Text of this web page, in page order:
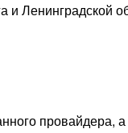
Ленинградской